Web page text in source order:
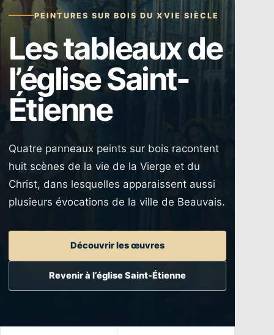
PEINTURES SUR BOIS DU XVIE SIÈCLE
Les tableaux de
l’église Saint-
Étienne
Quatre panneaux peints sur bois racontent
huit scènes de la vie de la Vierge et du
Christ, dans lesquelles apparaissent aussi
plusieurs évocations de la ville de Beauvais.
Découvrir les œuvres
Revenir à l’église Saint-Étienne